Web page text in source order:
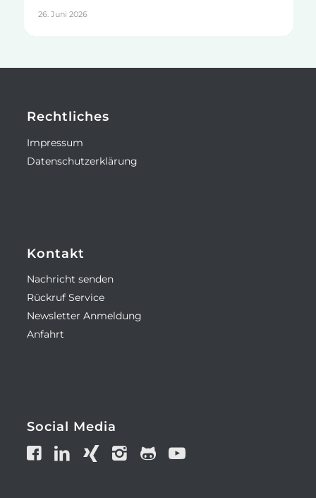
26. Juni 2026
Rechtliches
Impressum
Datenschutzerklärung
Kontakt
Nachricht senden
Rückruf Service
Newsletter Anmeldung
Anfahrt
Social Media